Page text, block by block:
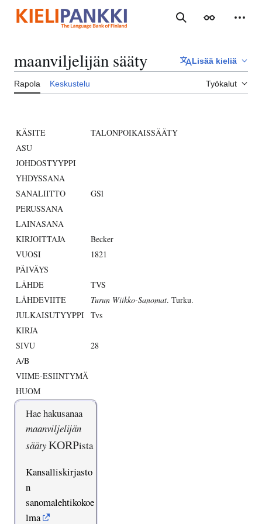
sisältöön
Haku Ulkoasu
maanviljelijän sääty Lisää kieliä
Rapola Keskustelu Työkalut
KÄSITE
TALONPOIKAISSÄÄTY
ASU
JOHDOSTYYPPI
YHDYSSANA
SANALIITTO
GSl
PERUSSANA
LAINASANA
KIRJOITTAJA
Becker
VUOSI
1821
PÄIVÄYS
LÄHDE
TVS
LÄHDEVIITE
Turun Wiikko-Sanomat. Turku.
JULKAISUTYYPPI Tvs
KIRJA
SIVU
28
A/B
VIIME-ESIINTYMÄ
HUOM
Hae hakusanaa
maanviljelijän
säätyKORPista
Kansalliskirjasto
n
sanomalehtikokoe
lma